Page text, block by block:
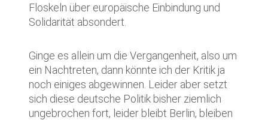
Floskeln über europäische Einbindung und
Solidarität absondert.
Ginge es allein um die Vergangenheit, also um
ein Nachtreten, dann könnte ich der Kritik ja
noch einiges abgewinnen. Leider aber setzt
sich diese deutsche Politik bisher ziemlich
ungebrochen fort, leider bleibt Berlin, bleiben